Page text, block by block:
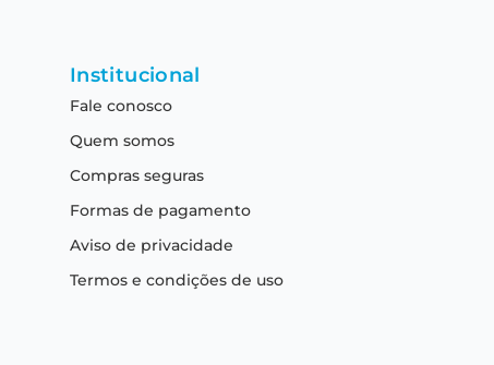
Institucional
Fale conosco
Quem somos
Compras seguras
Formas de pagamento
Aviso de privacidade
Termos e condições de uso